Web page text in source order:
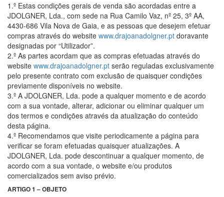
1.º Estas condições gerais de venda são acordadas entre a
JDOLGNER, Lda., com sede na Rua Camilo Vaz, nº 25, 3º AA,
4430-686 Vila Nova de Gaia, e as pessoas que desejem efetuar
compras através do website www.drajoanadolgner.pt doravante
designadas por “Utilizador”.
2.º As partes acordam que as compras efetuadas através do
website www.drajoanadolgner.pt serão reguladas exclusivamente
pelo presente contrato com exclusão de quaisquer condições
previamente disponíveis no website.
3.º A JDOLGNER, Lda. pode a qualquer momento e de acordo
com a sua vontade, alterar, adicionar ou eliminar qualquer um
dos termos e condições através da atualização do conteúdo
desta página.
4.º Recomendamos que visite periodicamente a página para
verificar se foram efetuadas quaisquer atualizações. A
JDOLGNER, Lda. pode descontinuar a qualquer momento, de
acordo com a sua vontade, o website e/ou produtos
comercializados sem aviso prévio.
ARTIGO 1 – OBJETO